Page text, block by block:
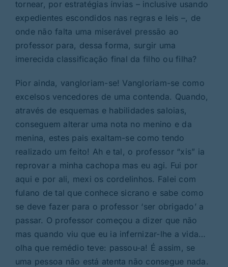
tornear, por estratégias ínvias – inclusive usando
expedientes escondidos nas regras e leis –, de
onde não falta uma miserável pressão ao
professor para, dessa forma, surgir uma
imerecida classificação final da filho ou filha?
Pior ainda, vangloriam-se! Vangloriam-se como
excelsos vencedores de uma contenda. Quando,
através de esquemas e habilidades saloias,
conseguem alterar uma nota no menino e da
menina, estes pais exaltam-se como tendo
realizado um feito! Ah e tal, o professor “xis” ia
reprovar a minha cachopa mas eu agi. Fui por
aqui e por ali, mexi os cordelinhos. Falei com
fulano de tal que conhece sicrano e sabe como
se deve fazer para o professor ‘ser obrigado’ a
passar. O professor começou a dizer que não
mas quando viu que eu ia infernizar-lhe a vida…
olha que remédio teve: passou-a! É assim, se
uma pessoa não está atenta não consegue nada.